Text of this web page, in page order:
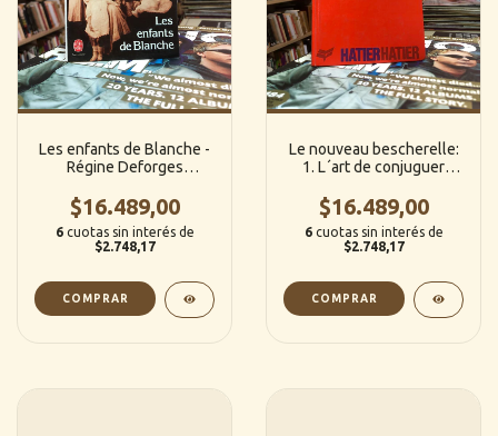
Les enfants de Blanche -
Régine Deforges
$16.489,00
6 cuotas sin interés de
$2.748,17
Le nouveau bescherelle:
1. L´art de conjuguer
verbes (Francés)
$16.489,00
6 cuotas sin interés de
$2.748,17